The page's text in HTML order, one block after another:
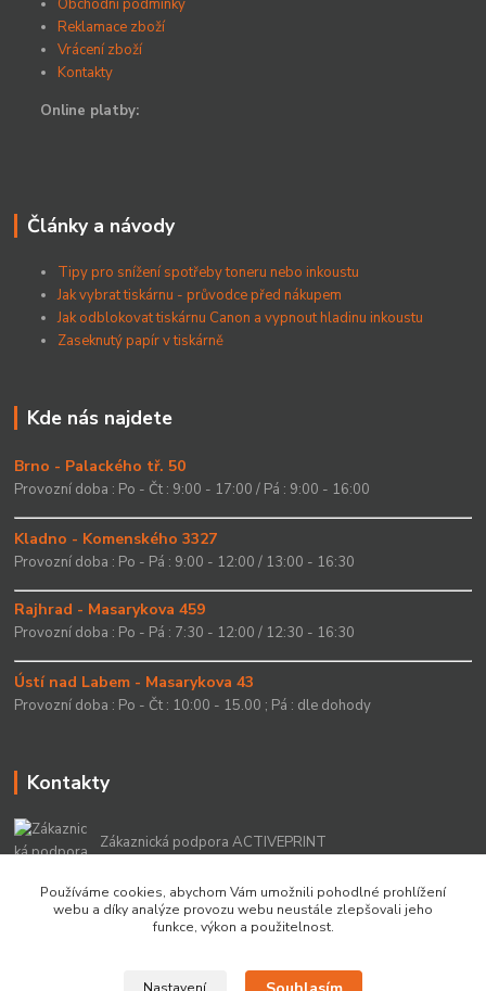
Obchodní podmínky
Reklamace zboží
Vrácení zboží
Kontakty
Online platby:
Články a návody
Tipy pro snížení spotřeby toneru nebo inkoustu
Jak vybrat tiskárnu - průvodce před nákupem
Jak odblokovat tiskárnu Canon a vypnout hladinu inkoustu
Zaseknutý papír v tiskárně
Kde nás najdete
Brno - Palackého tř. 50
Provozní doba : Po - Čt : 9:00 - 17:00 / Pá : 9:00 - 16:00
Kladno - Komenského 3327
Provozní doba : Po - Pá : 9:00 - 12:00 / 13:00 - 16:30
Rajhrad - Masarykova 459
Provozní doba : Po - Pá : 7:30 - 12:00 / 12:30 - 16:30
Ústí nad Labem - Masarykova 43
Provozní doba : Po - Čt : 10:00 - 15.00 ; Pá : dle dohody
Kontakty
Zákaznická podpora ACTIVEPRINT
info@activeprint.cz
Používáme cookies, abychom Vám umožnili pohodlné prohlížení
webu a díky analýze provozu webu neustále zlepšovali jeho
funkce, výkon a použitelnost.